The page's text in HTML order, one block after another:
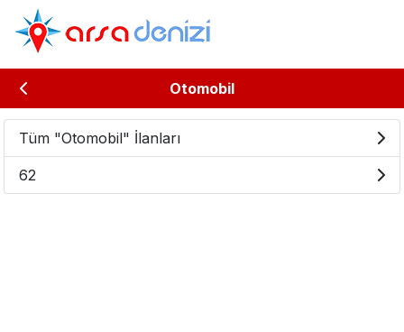
Otomobil
Tüm "Otomobil" İlanları
62